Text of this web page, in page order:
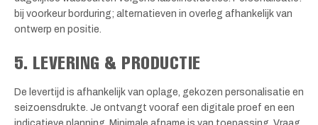
bij voorkeur borduring; alternatieven in overleg afhankelijk van
ontwerp en positie.
5. LEVERING & PRODUCTIE
De levertijd is afhankelijk van oplage, gekozen personalisatie en
seizoensdrukte. Je ontvangt vooraf een digitale proef en een